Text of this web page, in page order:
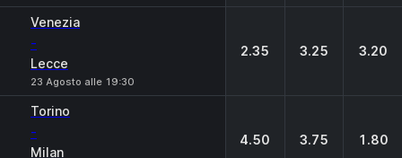
Venezia
-
Lecce
23 Agosto alle 19:30
2.35 3.25 3.20
Torino
-
Milan
4.50 3.75 1.80